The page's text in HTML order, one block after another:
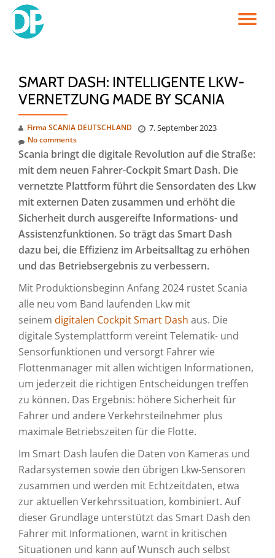
Skip
SMART DASH: INTELLIGENTE LKW-
VERNETZUNG MADE BY SCANIA
Firma SCANIA DEUTSCHLAND 7. September 2023
No comments
Scania bringt die digitale Revolution auf die Straße:
mit dem neuen Fahrer-Cockpit Smart Dash. Die
vernetzte Plattform führt die Sensordaten des Lkw
mit externen Daten zusammen und erhöht die
Sicherheit durch ausgereifte Informations- und
Assistenzfunktionen. So trägt das Smart Dash
dazu bei, die Effizienz im Arbeitsalltag zu erhöhen
und das Betriebsergebnis zu verbessern.
Mit Produktionsbeginn Anfang 2024 rüstet Scania
alle neu vom Band laufenden Lkw mit
seinem digitalen Cockpit Smart Dash aus. Die
digitale Systemplattform vereint Telematik- und
Sensorfunktionen und versorgt Fahrer wie
Flottenmanager mit allen wichtigen Informationen,
um jederzeit die richtigen Entscheidungen treffen
zu können. Das Ergebnis: höhere Sicherheit für
Fahrer und andere Verkehrsteilnehmer plus
maximale Betriebszeiten für die Flotte.
Im Smart Dash laufen die Daten von Kameras und
Radarsystemen sowie den übrigen Lkw-Sensoren
zusammen und werden mit Echtzeitdaten, etwa
zur aktuellen Verkehrssituation, kombiniert. Auf
dieser Grundlage unterstützt das Smart Dash den
Fahrer mit Informationen, warnt in kritischen
Situationen und kann auf Wunsch auch selbst